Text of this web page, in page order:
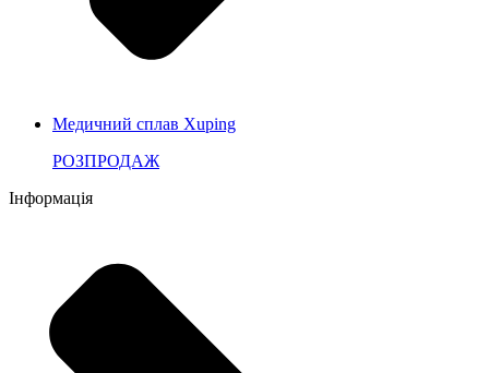
Медичний сплав Xuping
РОЗПРОДАЖ
Інформація